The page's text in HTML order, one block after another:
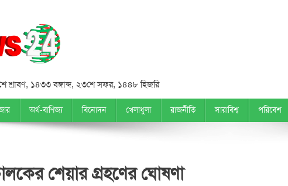
শ্রাবণ, ১৪৩৩ বঙ্গাব্দ, ২৩শে সফর, ১৪৪৮ হিজরি
অর্থ-বাণিজ্য বিনোদন খেলাধুলা রাজনীতি সারাবিশ্ব পরিবেশ
শেয়ার গ্রহণের ঘোষণা